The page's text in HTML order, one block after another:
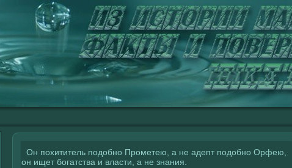
Он похититель подобно Прометею, а не адепт подобно Орфею,
он ищет богатства и власти, а не знания.